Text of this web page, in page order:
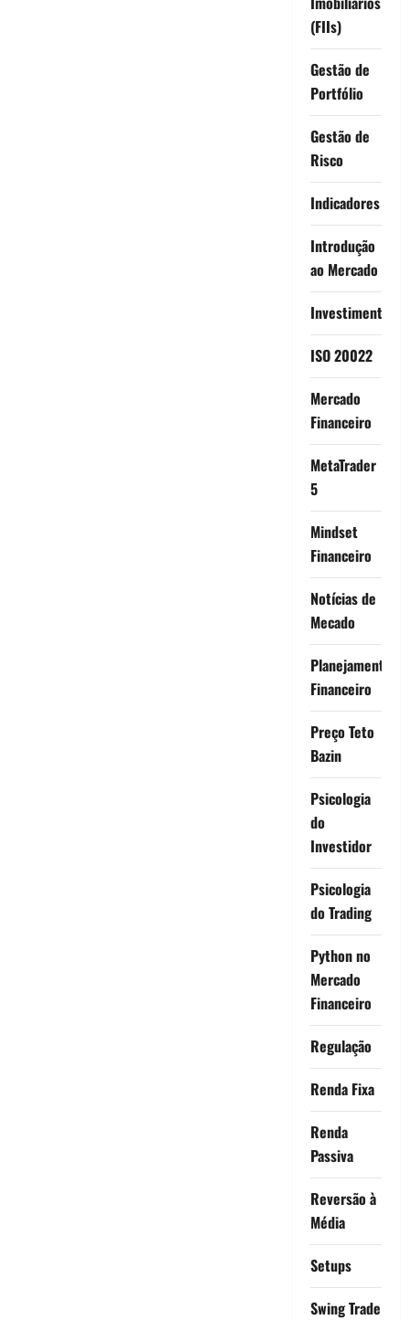
(FIIs)
Gestão de
Portfólio
Gestão de
Risco
Indicadores
Introdução
ao Mercado
Investimentos
ISO 20022
Mercado
Financeiro
MetaTrader
5
Mindset
Financeiro
Notícias de
Mecado
Planejamento
Financeiro
Preço Teto
Bazin
Psicologia
do
Investidor
Psicologia
do Trading
Python no
Mercado
Financeiro
Regulação
Renda Fixa
Renda
Passiva
Reversão à
Média
Setups
Swing Trade